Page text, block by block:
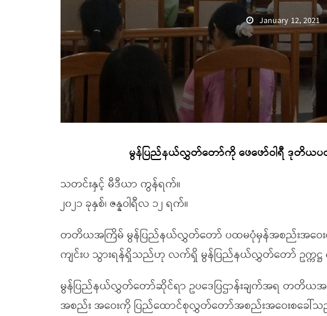
January 12, 2021
မွန်ပြည်နယ်လွှတ်တော်ကို ဖေဖော်ဝါရီ ဒုတိယပ
သတင်းနှင့် မီဒီယာ ကွန်ရက်။
၂၀၂၁ ခုနှစ်၊ ဇန္နဝါရီလ ၁၂ ရက်။
တတိယအကြိမ် မွန်ပြည်နယ်လွှတ်တော် ပထမပုံမှန်အစည်းအဝေး
ကျင်းပ သွားရန်ရှိသည်ဟု လက်ရှိ မွန်ပြည်နယ်လွှတ်တော် ဥက္ကဋ္ဌ
မွန်ပြည်နယ်လွှတ်တော်ဆိုင်ရာ ဥပဒေပြဌာန်းချက်အရ တတိ
အစည်း အဝေးကို ပြည်ထောင်စုလွှတ်တော်အစည်းအဝေးစခေါ်